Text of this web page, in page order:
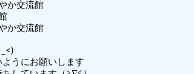
か交流館
か交流館
うにお願いします